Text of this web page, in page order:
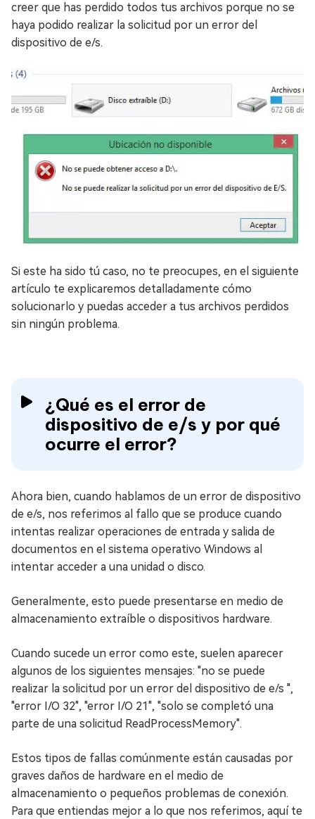
creer que has perdido todos tus archivos porque no se
haya podido realizar la solicitud por un error del
dispositivo de e/s.
Si este ha sido tú caso, no te preocupes, en el siguiente
artículo te explicaremos detalladamente cómo
solucionarlo y puedas acceder a tus archivos perdidos
sin ningún problema.
¿Qué es el error de
dispositivo de e/s y por qué
ocurre el error?
Ahora bien, cuando hablamos de un error de dispositivo
de e/s, nos referimos al fallo que se produce cuando
intentas realizar operaciones de entrada y salida de
documentos en el sistema operativo Windows al
intentar acceder a una unidad o disco.
Generalmente, esto puede presentarse en medio de
almacenamiento extraíble o dispositivos hardware.
Cuando sucede un error como este, suelen aparecer
algunos de los siguientes mensajes: "no se puede
realizar la solicitud por un error del dispositivo de e/s ",
"error I/O 32", "error I/O 21", "solo se completó una
parte de una solicitud ReadProcessMemory".
Estos tipos de fallas comúnmente están causadas por
graves daños de hardware en el medio de
almacenamiento o pequeños problemas de conexión.
Para que entiendas mejor a lo que nos referimos, aquí te